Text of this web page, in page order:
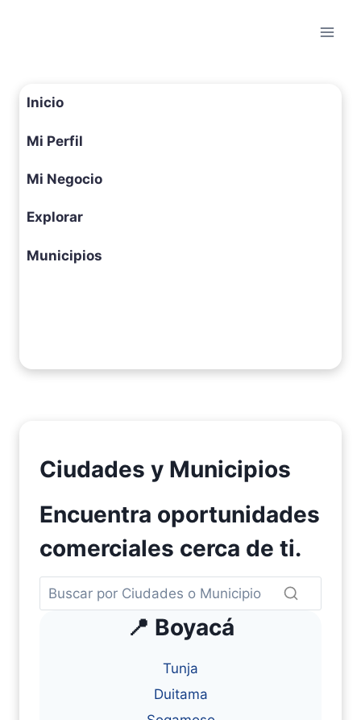
Inicio
Mi Perfil
Mi Negocio
Explorar
Municipios
Ciudades y Municipios
Encuentra oportunidades
comerciales cerca de ti.
📍 Boyacá
Tunja
Duitama